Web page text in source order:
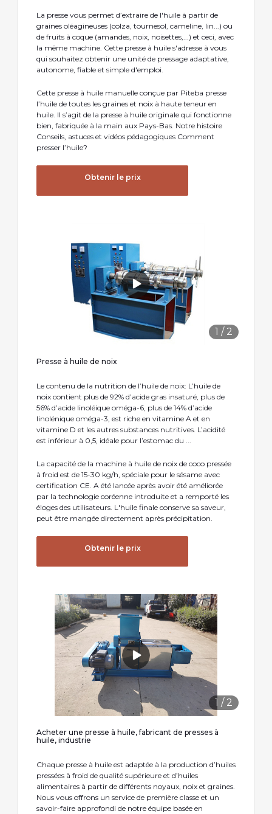
La presse vous permet d’extraire de l'huile à partir de
graines oléagineuses (colza, tournesol, cameline, lin...) ou
de fruits à coque (amandes, noix, noisettes,...) et ceci, avec
la même machine. Cette presse à huile s'adresse à vous
qui souhaitez obtenir une unité de pressage adaptative,
autonome, fiable et simple d'emploi.
Cette presse à huile manuelle conçue par Piteba presse
l’huile de toutes les graines et noix à haute teneur en
huile. Il s’agit de la presse à huile originale qui fonctionne
bien, fabriquée à la main aux Pays-Bas. Notre histoire
Conseils, astuces et vidéos pédagogiques Comment
presser l’huile?
Obtenir le prix
1 / 2
Presse à huile de noix
Le contenu de la nutrition de l’huile de noix: L’huile de
noix contient plus de 92% d’acide gras insaturé, plus de
56% d’acide linoléique oméga-6, plus de 14% d’acide
linolénique oméga-3, est riche en vitamine A et en
vitamine D et les autres substances nutritives. L’acidité
est inférieur à 0,5, idéale pour l’estomac du ...
La capacité de la machine à huile de noix de coco pressée
à froid est de 15-30 kg/h, spéciale pour le sésame avec
certification CE. A été lancée après avoir été améliorée
par la technologie coréenne introduite et a remporté les
éloges des utilisateurs. L'huile finale conserve sa saveur,
peut être mangée directement après précipitation.
Obtenir le prix
1 / 2
Acheter une presse à huile, fabricant de presses à
huile, industrie
Chaque presse à huile est adaptée à la production d’huiles
pressées à froid de qualité supérieure et d’huiles
alimentaires à partir de différents noyaux, noix et graines.
Nous vous offrons un service de première classe et un
savoir-faire approfondi de notre équipe basée en